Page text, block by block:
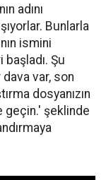
adını
Bunlarla
ismini
başladı. Şu
dava var, son
dosyanızın
geçin.' şeklinde